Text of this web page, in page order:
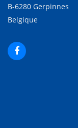
B-6280 Gerpinnes
Belgique